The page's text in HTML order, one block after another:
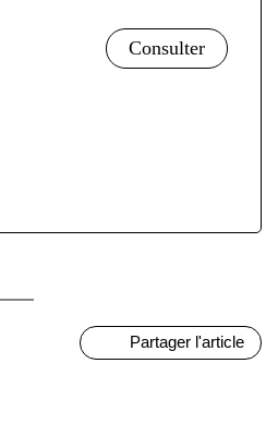
Partager l'article